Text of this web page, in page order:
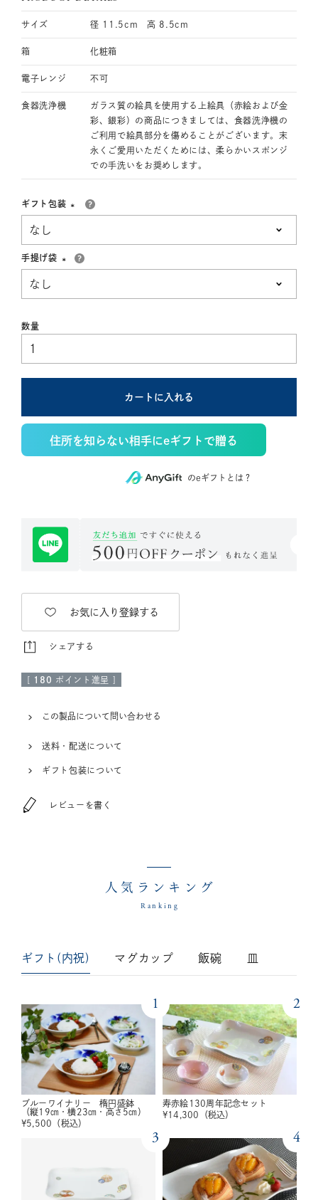
サイズ 径 11.5cm 高 8.5cm
箱 化粧箱
電子レンジ 不可
食器洗浄機
ガラス質の絵具を使用する上絵具（赤絵および金
彩、銀彩）の商品につきましては、食器洗浄機の
ご利用で絵具部分を傷めることがございます。末
永くご愛用いただくためには、柔らかいスポンジ
での手洗いをお奨めします。
ギフト包装
手提げ袋
カートに入れる
住所を知らない相手にeギフトで贈る
のeギフトとは？
お気に入り登録する
シェアする
180 ポイント進呈 ]
この製品について問い合わせる
送料・配送について
ギフト包装について
レビューを書く
人気ランキング
Ranking
ギフト(内祝) マグカップ 飯碗 皿
1
ブルーワイナリー 楕円盛鉢
（縦19㎝・横23㎝・高さ5㎝）
¥5,500 （税込）
2
寿赤絵130周年記念セット
¥14,300 （税込）
3 4